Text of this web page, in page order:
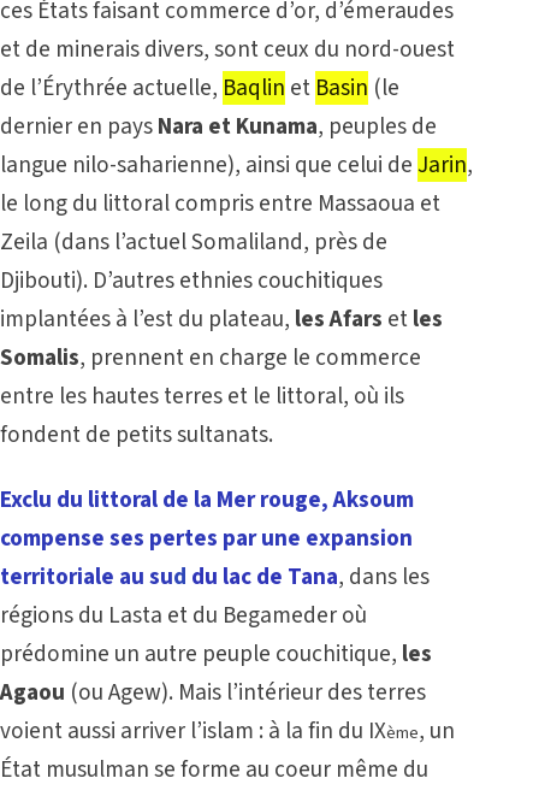
ces États faisant commerce d’or, d’émeraudes
et de minerais divers, sont ceux du nord-ouest
de l’Érythrée actuelle, Baqlin et Basin (le
dernier en paysNara et Kunama, peuples de
langue nilo-saharienne), ainsi que celui de Jarin,
le long du littoral compris entre Massaoua et
Zeila (dans l’actuel Somaliland, près de
Djibouti). D’autres ethnies couchitiques
implantées à l’est du plateau, les Afars etles
Somalis, prennent en charge le commerce
entre les hautes terres et le littoral, où ils
fondent de petits sultanats.
Exclu du littoral de la Mer rouge, Aksoum
compense ses pertes par une expansion
territoriale au sud du lac de Tana, dans les
régions du Lasta et du Begameder où
prédomine un autre peuple couchitique, les
Agaou (ou Agew). Mais l’intérieur des terres
voient aussi arriver l’islam : à la fin du IXème, un
État musulman se forme au coeur même du